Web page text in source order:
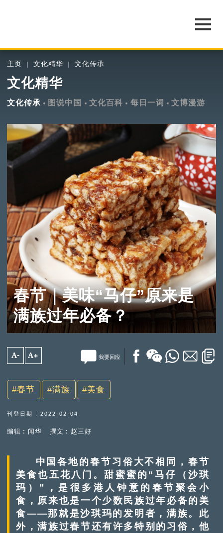
主页 文化精华 文化传承
文化精华
文化传承 图说中国 文化百科 每日一词 文博漫游
春节｜美味“马仔”原来是
满族过年必备？
A- A+ 我要回应
春节 满族 美食
刊登日期 : 2022-02-04
编辑︰闻华 撰文︰赵三好
中国各地的春节习俗大不相同，春节
美食也五花八门。甜蜜蜜的“马仔（沙琪
玛）”，是很多港人钟意的春节聚会小
食，原来也是一个少数民族过年必备的美
食——那就是沙琪玛的发明者，满族。此
外，满族过春节还有许多特别的习俗，他